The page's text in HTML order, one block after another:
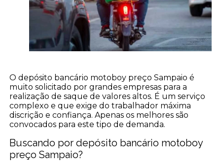
O depósito bancário motoboy preço Sampaio é
muito solicitado por grandes empresas para a
realização de saque de valores altos. É um serviço
complexo e que exige do trabalhador máxima
discrição e confiança. Apenas os melhores são
convocados para este tipo de demanda.
Buscando por depósito bancário motoboy
preço Sampaio?